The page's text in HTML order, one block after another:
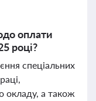
оплати
році?
спеціальних
окладу, а також